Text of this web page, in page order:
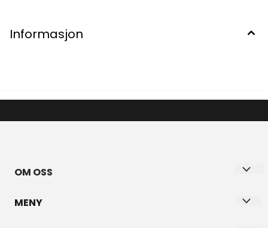
Informasjon
OM OSS
MENY